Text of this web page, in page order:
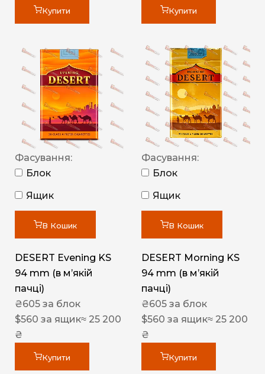
Купити Купити
Фасування:
Блок
Ящик
В Кошик
DESERT Evening KS
94 mm (в мʼякій
пачці)
₴605 за блок
$560 за ящик≈ 25 200
₴
Купити
Фасування:
Блок
Ящик
В Кошик
DESERT Morning KS
94 mm (в мʼякій
пачці)
₴605 за блок
$560 за ящик≈ 25 200
₴
Купити